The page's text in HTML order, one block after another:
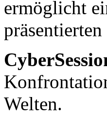
ermöglicht
Welten.